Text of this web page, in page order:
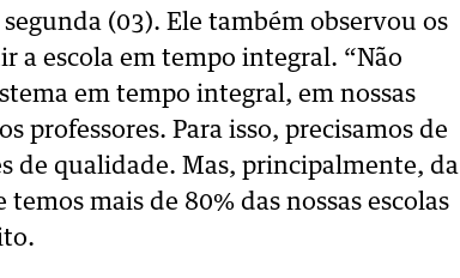
(03). Ele também observou os
a escola em tempo integral. “Não
em tempo integral, em nossas
professores. Para isso, precisamos de
de qualidade. Mas, principalmente, da
mais de 80% das nossas escolas